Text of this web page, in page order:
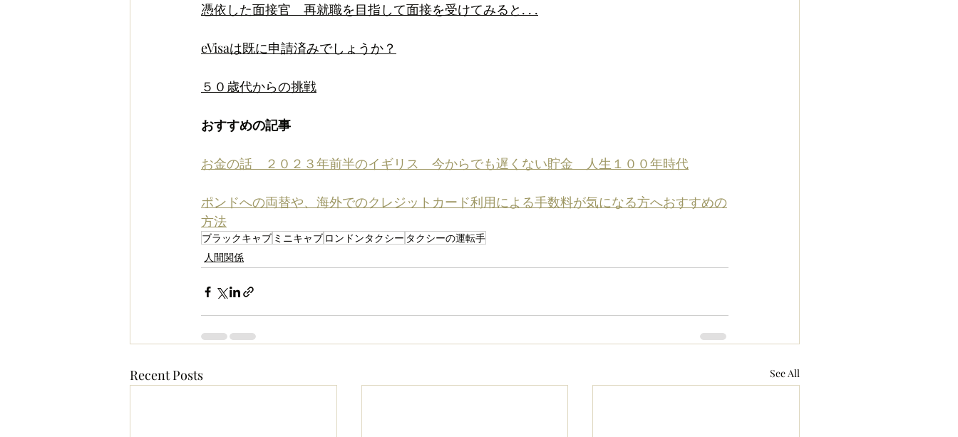
憑依した面接官　再就職を目指して面接を受けてみると. . .
eVisaは既に申請済みでしょうか？
５０歳代からの挑戦
おすすめの記事
お金の話　２０２３年前半のイギリス　今からでも遅くない貯金　人生１００年時代
ポンドへの両替や、海外でのクレジットカード利用による手数料が気になる方へおすすめの
方法
ブラックキャブ ミニキャブ ロンドンタクシー タクシーの運転手
人間関係
Recent Posts See All